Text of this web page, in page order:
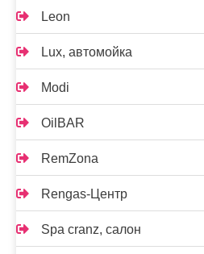
Leon
Lux, автомойка
Modi
OilBAR
RemZona
Rengas-Центр
Spa cranz, салон